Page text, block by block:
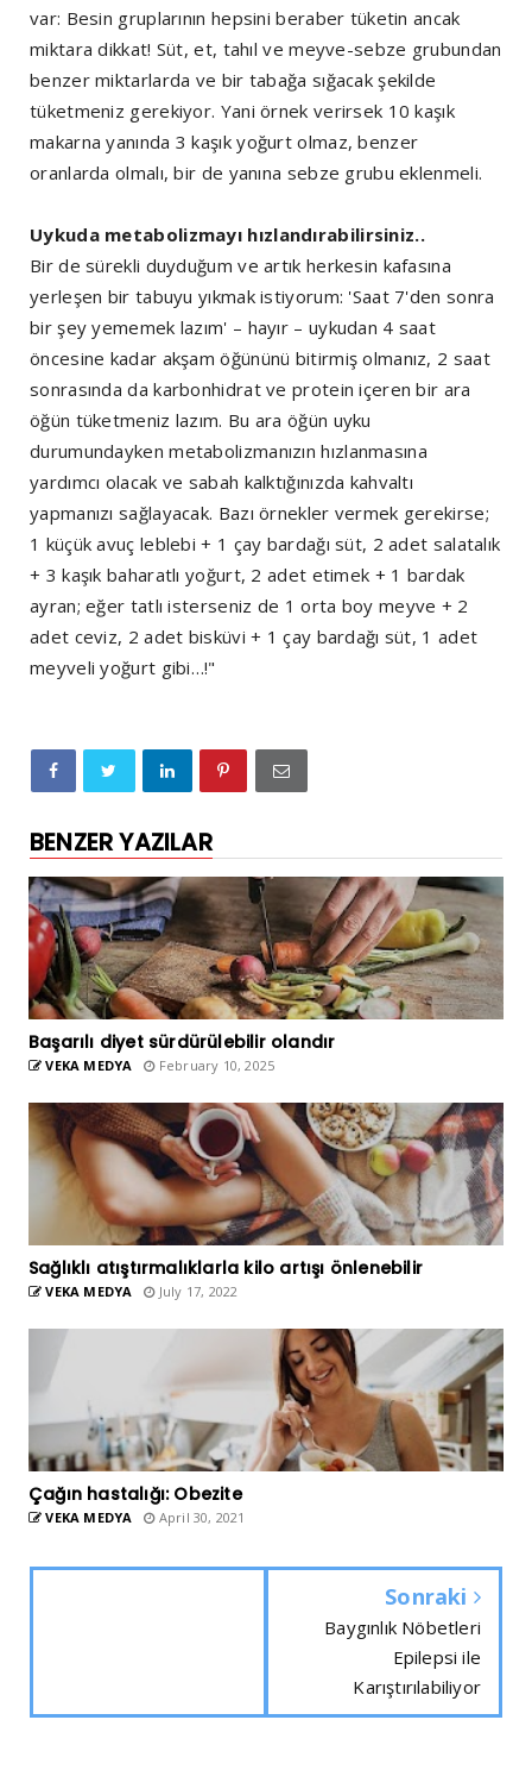
var: Besin gruplarının hepsini beraber tüketin ancak
miktara dikkat! Süt, et, tahıl ve meyve-sebze grubundan
benzer miktarlarda ve bir tabağa sığacak şekilde
tüketmeniz gerekiyor. Yani örnek verirsek 10 kaşık
makarna yanında 3 kaşık yoğurt olmaz, benzer
oranlarda olmalı, bir de yanına sebze grubu eklenmeli.
Uykuda metabolizmayı hızlandırabilirsiniz..
Bir de sürekli duyduğum ve artık herkesin kafasına
yerleşen bir tabuyu yıkmak istiyorum: 'Saat 7'den sonra
bir şey yememek lazım' – hayır – uykudan 4 saat
öncesine kadar akşam öğününü bitirmiş olmanız, 2 saat
sonrasında da karbonhidrat ve protein içeren bir ara
öğün tüketmeniz lazım. Bu ara öğün uyku
durumundayken metabolizmanızın hızlanmasına
yardımcı olacak ve sabah kalktığınızda kahvaltı
yapmanızı sağlayacak. Bazı örnekler vermek gerekirse;
1 küçük avuç leblebi + 1 çay bardağı süt, 2 adet salatalık
+ 3 kaşık baharatlı yoğurt, 2 adet etimek + 1 bardak
ayran; eğer tatlı isterseniz de 1 orta boy meyve + 2
adet ceviz, 2 adet bisküvi + 1 çay bardağı süt, 1 adet
meyveli yoğurt gibi…!"
BENZER YAZILAR
Başarılı diyet sürdürülebilir olandır
VEKA MEDYA February 10, 2025
Sağlıklı atıştırmalıklarla kilo artışı önlenebilir
VEKA MEDYA July 17, 2022
Çağın hastalığı: Obezite
VEKA MEDYA April 30, 2021
Sonraki
Baygınlık Nöbetleri
Epilepsi ile
Karıştırılabiliyor